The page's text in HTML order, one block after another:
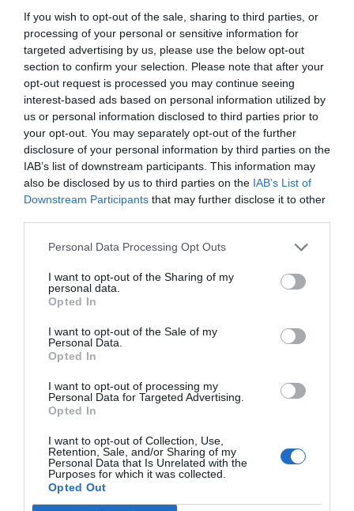
If you wish to opt-out of the sale, sharing to third parties, or
processing of your personal or sensitive information for
targeted advertising by us, please use the below opt-out
section to confirm your selection. Please note that after your
opt-out request is processed you may continue seeing
interest-based ads based on personal information utilized by
us or personal information disclosed to third parties prior to
your opt-out. You may separately opt-out of the further
disclosure of your personal information by third parties on the
IAB’s list of downstream participants. This information may
also be disclosed by us to third parties on the IAB’s List of
Downstream Participants that may further disclose it to other
Personal Data Processing Opt Outs
I want to opt-out of the Sharing of my
personal data.
Opted In
I want to opt-out of the Sale of my
Personal Data.
Opted In
I want to opt-out of processing my
Personal Data for Targeted Advertising.
Opted In
I want to opt-out of Collection, Use,
Retention, Sale, and/or Sharing of my
Personal Data that Is Unrelated with the
Purposes for which it was collected.
Opted Out